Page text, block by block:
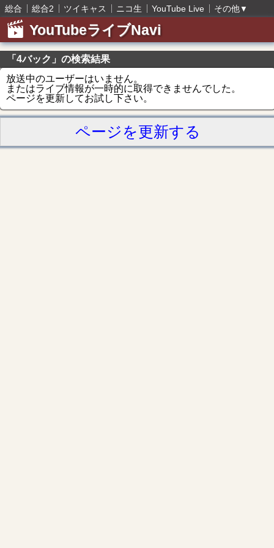
総合 総合2 ツイキャス ニコ生 YouTube Live その他▼
YouTubeライブNavi
「4バック」の検索結果
放送中のユーザーはいません。
またはライブ情報が一時的に取得できませんでした。
ページを更新してお試し下さい。
ページを更新する